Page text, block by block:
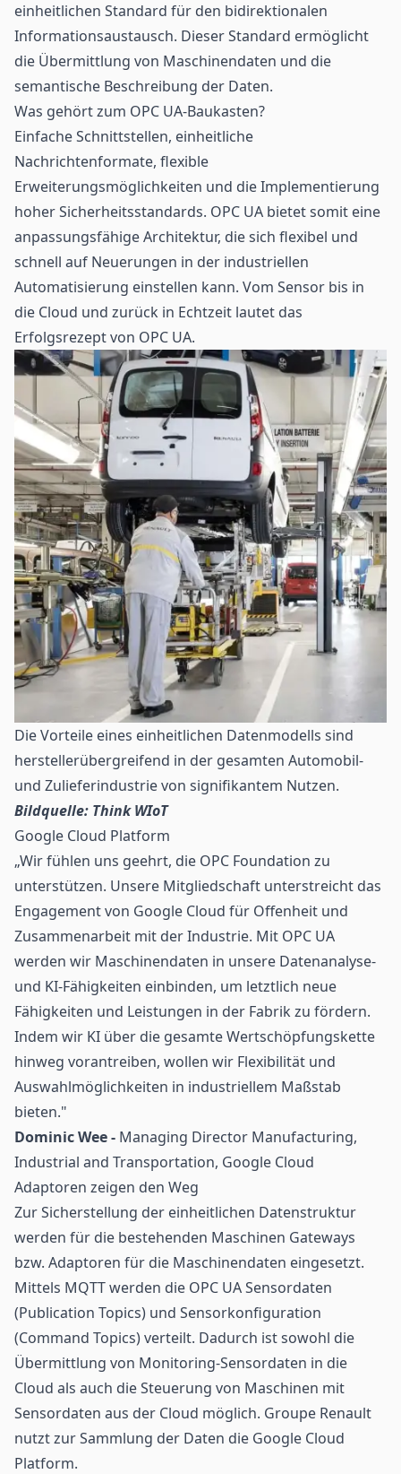
einheitlichen Standard für den bidirektionalen
Informationsaustausch. Dieser Standard ermöglicht
die Übermittlung von Maschinendaten und die
semantische Beschreibung der Daten.
Was gehört zum OPC UA-Baukasten?
Einfache Schnittstellen, einheitliche
Nachrichtenformate, flexible
Erweiterungsmöglichkeiten und die Implementierung
hoher Sicherheitsstandards. OPC UA bietet somit eine
anpassungsfähige Architektur, die sich flexibel und
schnell auf Neuerungen in der industriellen
Automatisierung einstellen kann. Vom Sensor bis in
die Cloud und zurück in Echtzeit lautet das
Erfolgsrezept von OPC UA.
Die Vorteile eines einheitlichen Datenmodells sind
herstellerübergreifend in der gesamten Automobil-
und Zulieferindustrie von signifikantem Nutzen.
Bildquelle: Think WIoT
Google Cloud Platform
„Wir fühlen uns geehrt, die OPC Foundation zu
unterstützen. Unsere Mitgliedschaft unterstreicht das
Engagement von Google Cloud für Offenheit und
Zusammenarbeit mit der Industrie. Mit OPC UA
werden wir Maschinendaten in unsere Datenanalyse-
und KI-Fähigkeiten einbinden, um letztlich neue
Fähigkeiten und Leistungen in der Fabrik zu fördern.
Indem wir KI über die gesamte Wertschöpfungskette
hinweg vorantreiben, wollen wir Flexibilität und
Auswahlmöglichkeiten in industriellem Maßstab
bieten."
Dominic Wee - Managing Director Manufacturing,
Industrial and Transportation, Google Cloud
Adaptoren zeigen den Weg
Zur Sicherstellung der einheitlichen Datenstruktur
werden für die bestehenden Maschinen Gateways
bzw. Adaptoren für die Maschinendaten eingesetzt.
Mittels MQTT werden die OPC UA Sensordaten
(Publication Topics) und Sensorkonfiguration
(Command Topics) verteilt. Dadurch ist sowohl die
Übermittlung von Monitoring-Sensordaten in die
Cloud als auch die Steuerung von Maschinen mit
Sensordaten aus der Cloud möglich. Groupe Renault
nutzt zur Sammlung der Daten die Google Cloud
Platform.